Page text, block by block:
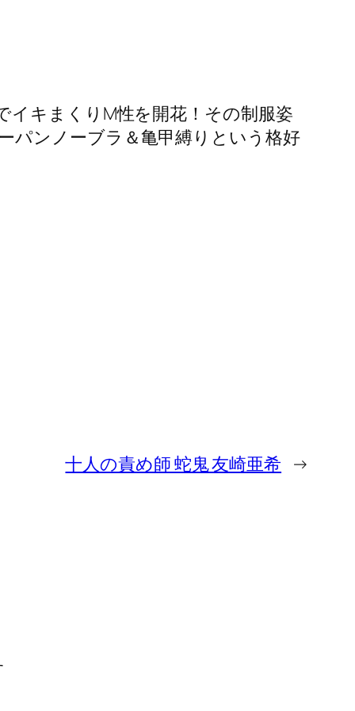
イキまくりM性を開花！その制服姿
パンノーブラ＆亀甲縛りという格好
十人の責め師 蛇鬼 友崎亜希 →